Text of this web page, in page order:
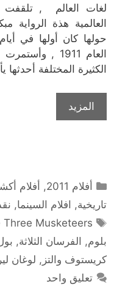
لغات العالم , تلقفت
العالمية هذة الرواية
حولها كان أولها في
العام 1911 ,
الكثيرة المختلفة
المزيد
التصنيفات
أفلام 2011 , أفلام
تاريخية, افلام السينما,
الوسوم
Three Musketeers
بلوم, الفرسان الثلاثة,
كريستوف والتز , لوغان
تعليق واحد